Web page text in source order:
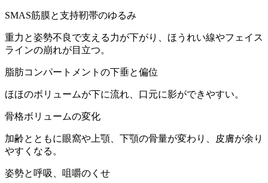
SMAS筋膜と支持靭帯のゆるみ
重力と姿勢不良で支える力が下がり、ほうれい線やフェイス
ラインの崩れが目立つ。
脂肪コンパートメントの下垂と偏位
ほほのボリュームが下に流れ、口元に影ができやすい。
骨格ボリュームの変化
加齢とともに眼窩や上顎、下顎の骨量が変わり、皮膚が余り
やすくなる。
姿勢と呼吸、咀嚼のくせ